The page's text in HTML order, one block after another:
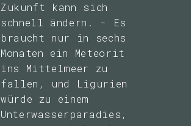
Zukunft kann sich
schnell ändern. - Es
braucht nur in sechs
Monaten ein Meteorit
ins Mittelmeer zu
fallen, und Ligurien
würde zu einem
Unterwasserparadies,